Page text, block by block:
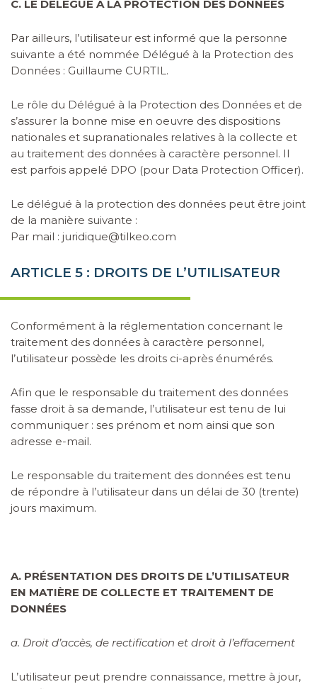
C. LE DÉLÉGUÉ À LA PROTECTION DES DONNÉES
Par ailleurs, l’utilisateur est informé que la personne
suivante a été nommée Délégué à la Protection des
Données : Guillaume CURTIL.
Le rôle du Délégué à la Protection des Données et de
s’assurer la bonne mise en oeuvre des dispositions
nationales et supranationales relatives à la collecte et
au traitement des données à caractère personnel. Il
est parfois appelé DPO (pour Data Protection Officer).
Le délégué à la protection des données peut être joint
de la manière suivante :
Par mail : juridique@tilkeo.com
ARTICLE 5 : DROITS DE L’UTILISATEUR
Conformément à la réglementation concernant le
traitement des données à caractère personnel,
l’utilisateur possède les droits ci-après énumérés.
Afin que le responsable du traitement des données
fasse droit à sa demande, l’utilisateur est tenu de lui
communiquer : ses prénom et nom ainsi que son
adresse e-mail.
Le responsable du traitement des données est tenu
de répondre à l’utilisateur dans un délai de 30 (trente)
jours maximum.
A. PRÉSENTATION DES DROITS DE L’UTILISATEUR
EN MATIÈRE DE COLLECTE ET TRAITEMENT DE
DONNÉES
a. Droit d’accès, de rectification et droit à l’effacement
L’utilisateur peut prendre connaissance, mettre à jour,